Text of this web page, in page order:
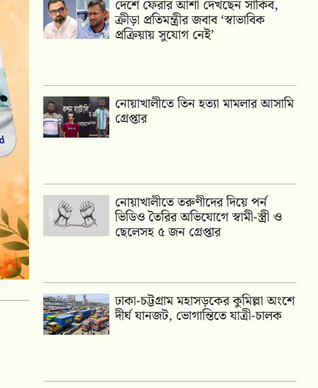
দেশে ফেরার আশা দেখছেন সাকিব,
ক্রীড়া প্রতিমন্ত্রীর জবাব ‘স্বাভাবিক
প্রক্রিয়ায় সুযোগ নেই’
নোয়াখালীতে তিন হত্যা মামলার আসামি
গ্রেপ্তার
নোয়াখালীতে তরুণীদের দিয়ে পর্ন
ভিডিও তৈরির অভিযোগে স্বামী-স্ত্রী ও
ছেলেসহ ৫ জন গ্রেপ্তার
ঢাকা-চট্টগ্রাম মহাসড়কের কুমিল্লা অংশে
দীর্ঘ যানজট, ভোগান্তিতে যাত্রী-চালক